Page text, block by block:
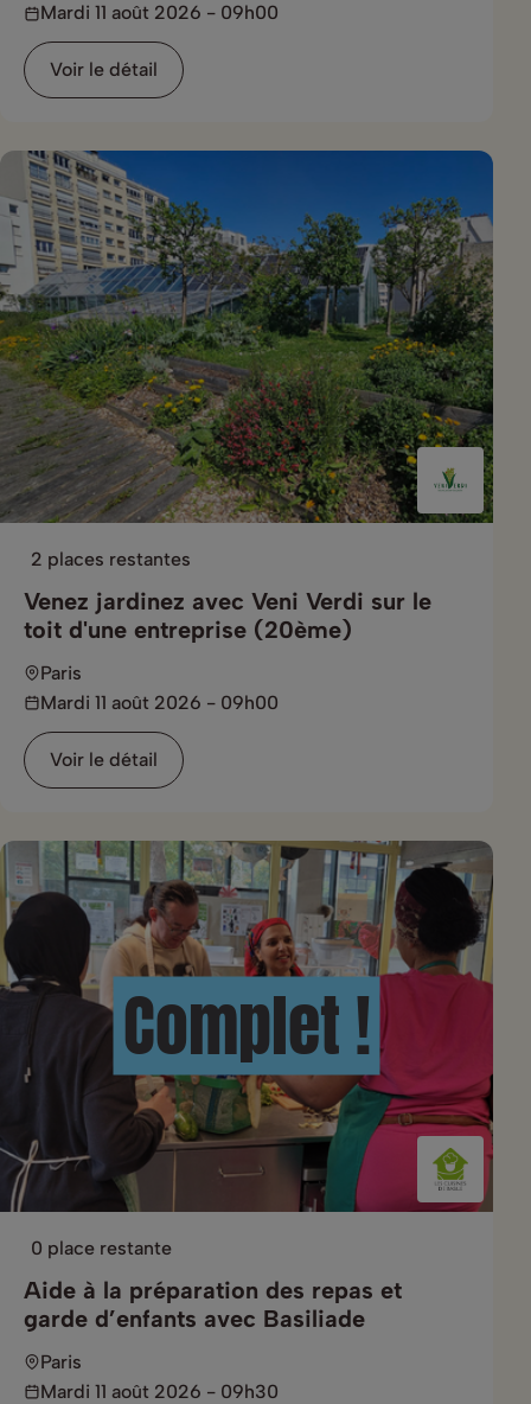
Mardi 11 août 2026 - 09h00
Voir le détail
2 places restantes
Venez jardinez avec Veni Verdi sur le
toit d'une entreprise (20ème)
Paris
Mardi 11 août 2026 - 09h00
Voir le détail
Complet !
0 place restante
Aide à la préparation des repas et
garde d’enfants avec Basiliade
Paris
Mardi 11 août 2026 - 09h30